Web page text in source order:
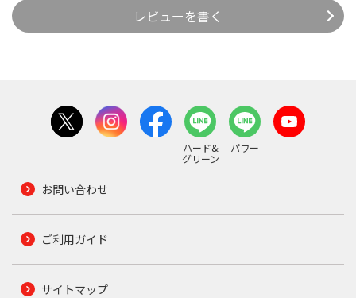
レビューを書く
ハード&
グリーン
パワー
お問い合わせ
ご利用ガイド
サイトマップ